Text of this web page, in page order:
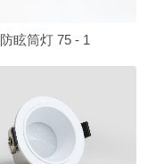
防眩筒灯 75 - 1